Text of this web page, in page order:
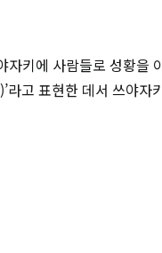
자키에 사람들로 성황
라고 표현한 데서 쓰야